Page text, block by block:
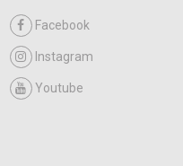
Facebook
Instagram
Youtube